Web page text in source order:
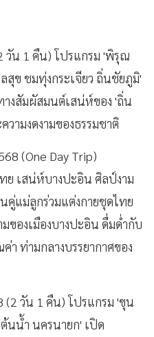
วัน 1 คืน) โปรแกรม 'พิรุณ
สุข ชมทุ่งกระเจียว ถิ่นชัยภูมิ'
งสัมผัสมนต์เสน่ห์ของ 'ถิ่น
ามงดงามของธรรมชาติ
(One Day Trip)
ย เสน่ห์บางปะอิน ศิลป์งาม
คู่แม่ลูกร่วมแต่งกายชุดไทย
ของเมืองบางปะอิน ดื่มด่ำกับ
ท่ามกลางบรรยากาศของ
(2 วัน 1 คืน) โปรแกรม 'ขุน
ต้นน้ำ นครนายก' เปิด